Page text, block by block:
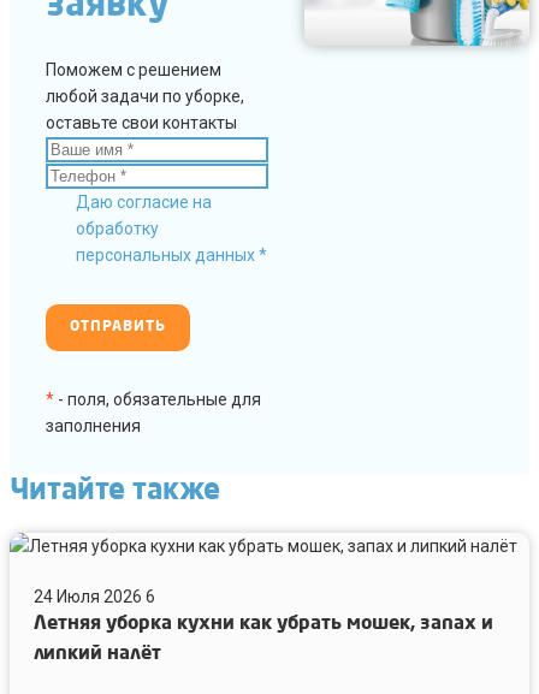
Поможем с решением
любой задачи по уборке,
оставьте свои контакты
Даю согласие на
обработку
персональных данных *
* - поля, обязательные для
заполнения
Читайте также
Летняя
кухни
как
убрать
24 Июля 2026 6
Летняя уборка кухни как убрать мошек, запах и
липкий налёт